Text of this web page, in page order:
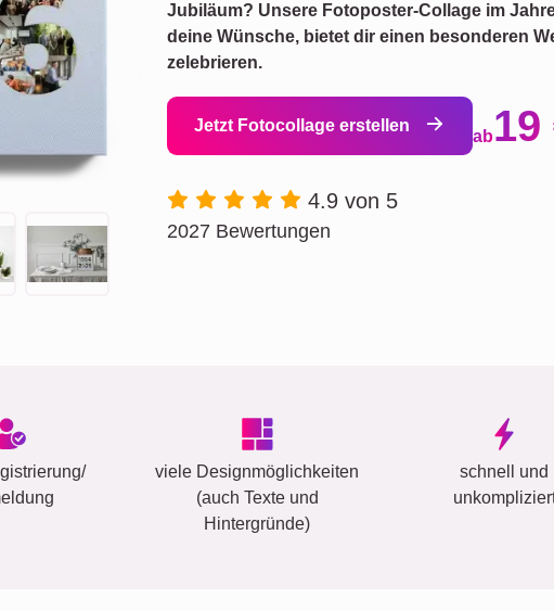
Jubiläum? Unsere Fotoposter-Collage im
deine Wünsche, bietet dir einen besonderen
zelebrieren.
Jetzt Fotocollage erstellen
ab19
4.9 von 5
2027 Bewertungen
viele Designmöglichkeiten
(auch Texte und
Hintergründe)
schnell und